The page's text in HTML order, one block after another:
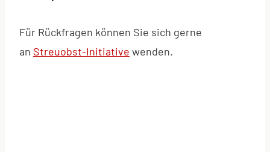
Für Rückfragen können Sie sich gerne
an Streuobst-Initiative wenden.